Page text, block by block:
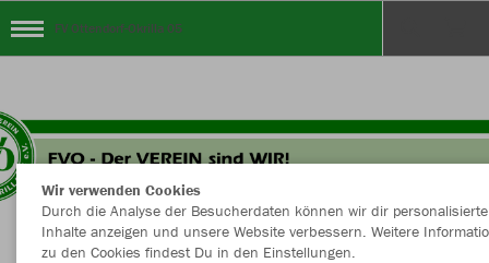
FV Ottendorf-Okrilla 05
Wir verwenden Cookies
Durch die Analyse der Besucherdaten können wir dir personalisierte
Inhalte anzeigen und unsere Website verbessern. Weitere
zu den Cookies findest Du in den Einstellungen.